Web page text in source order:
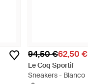
94,50 €62,50 €
Le Coq Sportif
Sneakers - Blanco